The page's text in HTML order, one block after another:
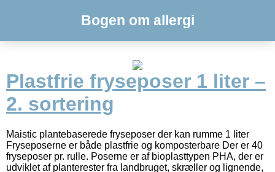
Bogen om allergi
Plastfrie fryseposer 1 liter –
2. sortering
Maistic plantebaserede fryseposer der kan rumme 1 liter
Fryseposerne er både plastfrie og komposterbare Der er 40
fryseposer pr. rulle. Poserne er af bioplasttypen PHA, der er
udviklet af planterester fra landbruget, skræller og lignende,